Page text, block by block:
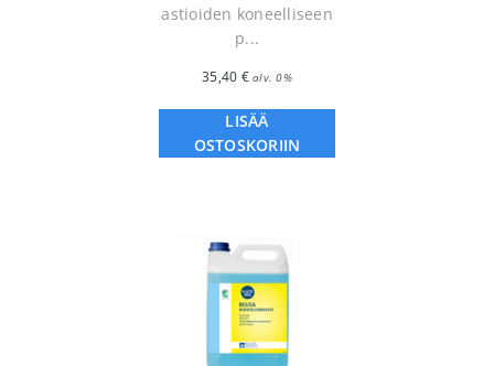
astioiden koneelliseen
p...
35,40 € alv. 0%
LISÄÄ
OSTOSKORIIN